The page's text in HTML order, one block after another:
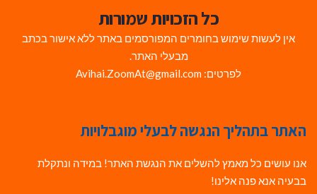
כל הזכויות שמורות
אין לעשות שימוש בחומרים המפורסמים באתר ללא אישור בכתב
מבעלי האתר.
לפרטים: Avihai.ZoomAt@gmail.com
האתר בתהליך הנגשה לבעלי מוגבלויות
אנו עושים כל מאמץ להשלים את הנגשת האתר! במידה ונתקלת
בבעיה אנא פנה אלינו!